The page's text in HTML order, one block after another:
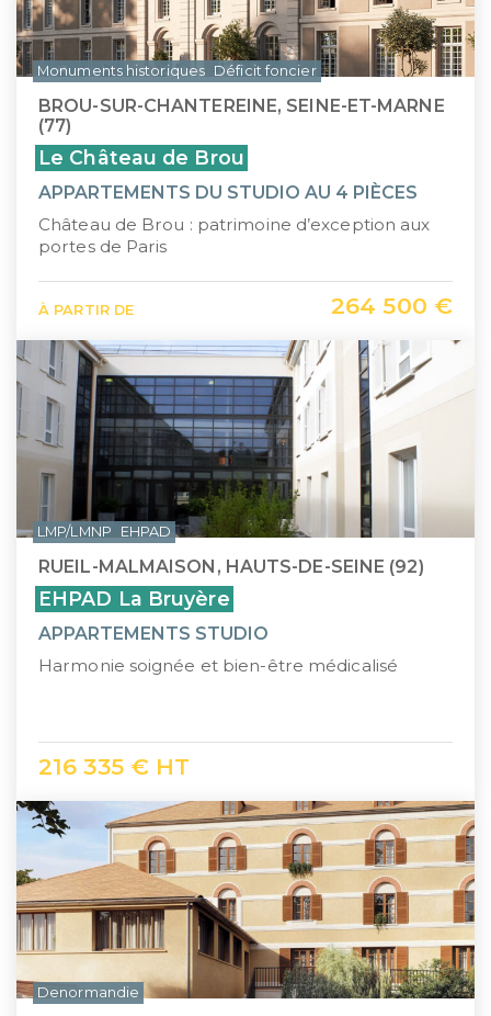
BROU-SUR-CHANTEREINE, SEINE-ET-MARNE
(77)
Le Château de Brou
APPARTEMENTS DU STUDIO AU 4 PIÈCES
Château de Brou : patrimoine d’exception aux
portes de Paris
À PARTIR DE 264 500 €
Monuments historiques Déficit foncier
RUEIL-MALMAISON, HAUTS-DE-SEINE (92)
EHPAD La Bruyère
APPARTEMENTS STUDIO
Harmonie soignée et bien-être médicalisé
216 335 € HT
LMP/LMNP EHPAD
Denormandie